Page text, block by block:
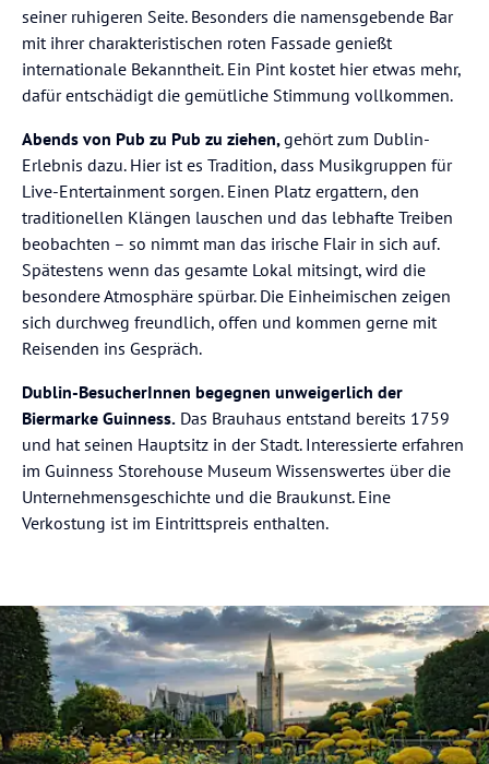
seiner ruhigeren Seite. Besonders die namensgebende Bar
mit ihrer charakteristischen roten Fassade genießt
internationale Bekanntheit. Ein Pint kostet hier etwas mehr,
dafür entschädigt die gemütliche Stimmung vollkommen.
Abends von Pub zu Pub zu ziehen,gehört zum Dublin-
Erlebnis dazu. Hier ist es Tradition, dass Musikgruppen für
Live-Entertainment sorgen. Einen Platz ergattern, den
traditionellen Klängen lauschen und das lebhafte Treiben
beobachten – so nimmt man das irische Flair in sich auf.
Spätestens wenn das gesamte Lokal mitsingt, wird die
besondere Atmosphäre spürbar. Die Einheimischen zeigen
sich durchweg freundlich, offen und kommen gerne mit
Reisenden ins Gespräch.
Dublin-BesucherInnen begegnen unweigerlich der
Biermarke Guinness. Das Brauhaus entstand bereits 1759
und hat seinen Hauptsitz in der Stadt. Interessierte erfahren
im Guinness Storehouse Museum Wissenswertes über die
Unternehmensgeschichte und die Braukunst. Eine
Verkostung ist im Eintrittspreis enthalten.